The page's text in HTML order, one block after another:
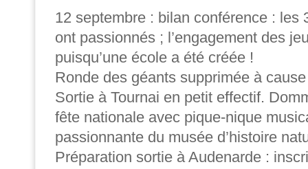
12 septembre : bilan conférence : les
ont passionnés ; l’engagement des
puisqu’une école a été créée !
Ronde des géants supprimée à
Sortie à Tournai en petit effectif.
fête nationale avec pique-nique
passionnante du musée d’histoire
Préparation sortie à Audenarde :